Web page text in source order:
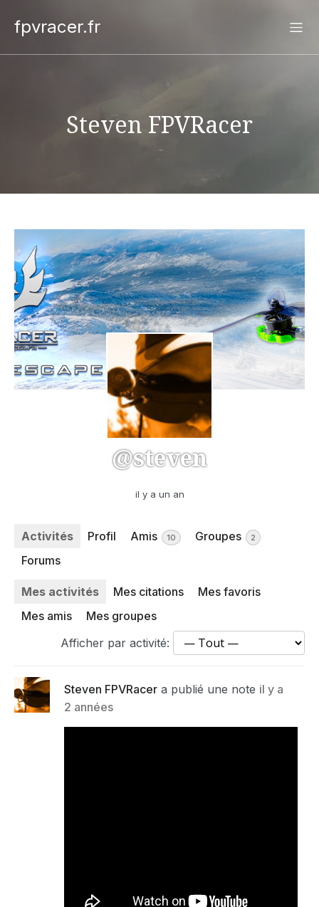
fpvracer.fr
Steven FPVRacer
@steven
il y a un an
Activités Profil Amis 10 Groupes 2
Forums
Mes activités Mes citations
Mes favoris
Mes amis
Mes groupes
Afficher par activité:
Steven FPVRacer a publié une note il y a
2 années